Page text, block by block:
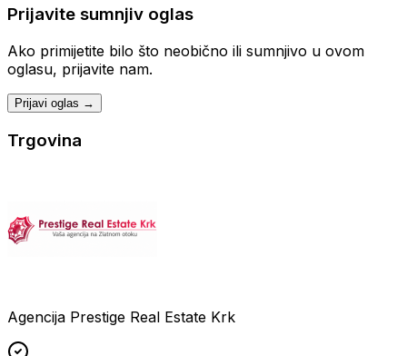
Prijavite sumnjiv oglas
Ako primijetite bilo što neobično ili sumnjivo u ovom
oglasu, prijavite nam.
Prijavi oglas →
Trgovina
Agencija Prestige Real Estate Krk